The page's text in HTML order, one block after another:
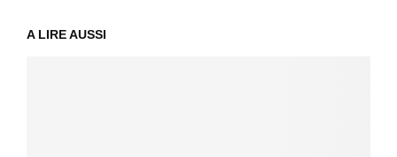
A LIRE AUSSI